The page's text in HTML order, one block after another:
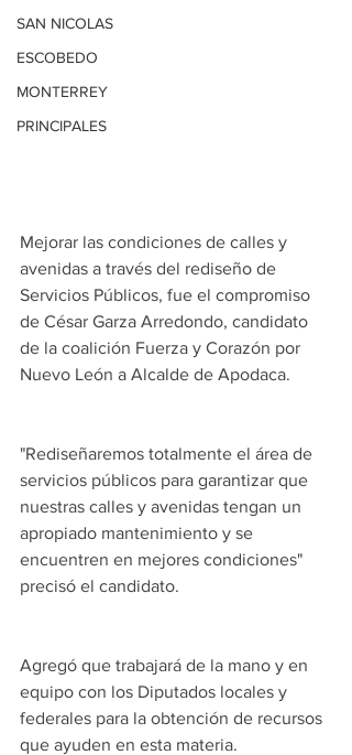
SAN NICOLAS
ESCOBEDO
MONTERREY
PRINCIPALES
Mejorar las condiciones de calles y
avenidas a través del rediseño de
Servicios Públicos, fue el compromiso
de César Garza Arredondo, candidato
de la coalición Fuerza y Corazón por
Nuevo León a Alcalde de Apodaca.
"Rediseñaremos totalmente el área de
servicios públicos para garantizar que
nuestras calles y avenidas tengan un
apropiado mantenimiento y se
encuentren en mejores condiciones"
precisó el candidato.
Agregó que trabajará de la mano y en
equipo con los Diputados locales y
federales para la obtención de recursos
que ayuden en esta materia.